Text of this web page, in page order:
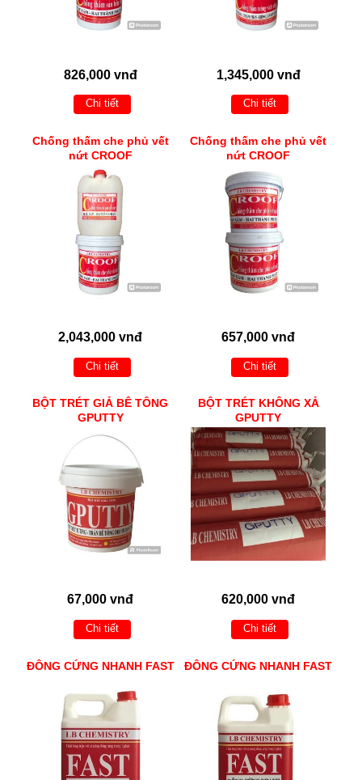
826,000 vnđ
Chi tiết
1,345,000 vnđ
Chi tiết
Chống thấm che phủ vết
nứt CROOF
2,043,000 vnđ
Chi tiết
Chống thấm che phủ vết
nứt CROOF
657,000 vnđ
Chi tiết
BỘT TRÉT GIẢ BÊ TÔNG
GPUTTY
67,000 vnđ
Chi tiết
BỘT TRÉT KHÔNG XẢ
GPUTTY
620,000 vnđ
Chi tiết
ĐÔNG CỨNG NHANH FAST ĐÔNG CỨNG NHANH FAST